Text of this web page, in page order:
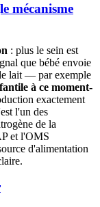
mécanisme
: plus le sein est
que bébé envoie
lait — par exemple
à ce moment-
exactement
l'un des
de la
et l'OMS
d'alimentation